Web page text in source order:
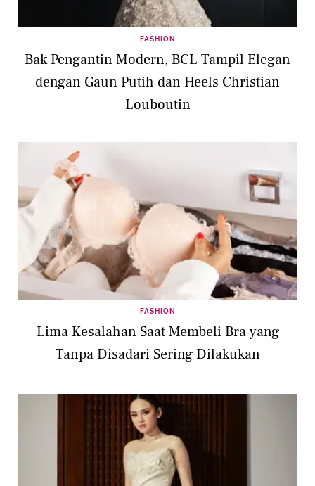
FASHION
Bak Pengantin Modern, BCL Tampil Elegan
dengan Gaun Putih dan Heels Christian
Louboutin
FASHION
Lima Kesalahan Saat Membeli Bra yang
Tanpa Disadari Sering Dilakukan